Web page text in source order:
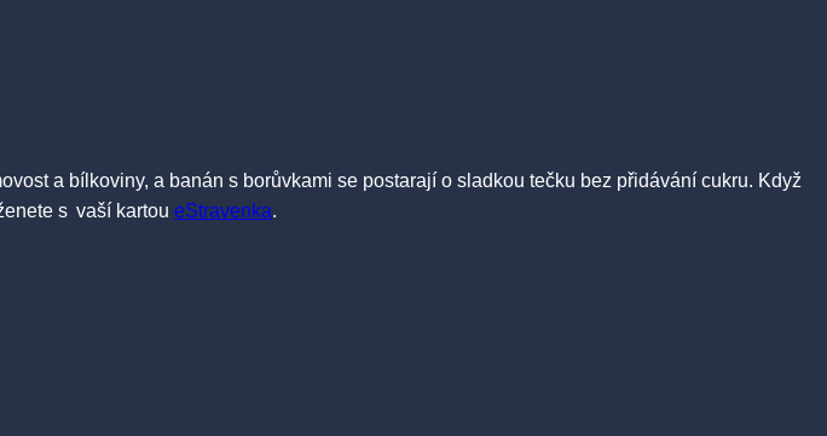
a bílkoviny, a banán s borůvkami se postarají o sladkou tečku bez přidávání cukru. Když
s vaší kartou eStravenka.